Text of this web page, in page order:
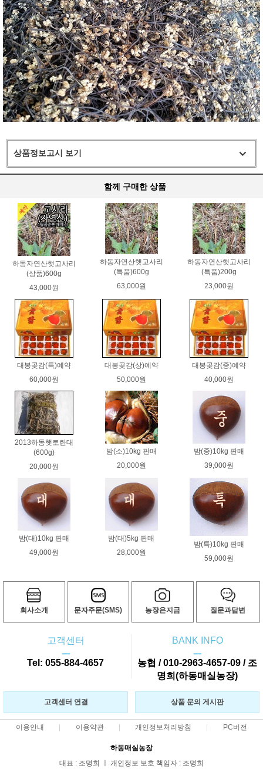
상품정보고시 보기
함께 구매한 상품
하동자연산햇고사리
(상품)600g
43,000원
하동자연산햇고사리
(특품)600g
63,000원
하동자연산햇고사리
(특품)200g
23,000원
대봉곶감(특)예약
60,000원
대봉곶감(상)예약
50,000원
대봉곶감(중)예약
40,000원
2013하동햇토란대
(600g)
20,000원
밤(소)10kg 판매
20,000원
밤(중)10kg 판매
39,000원
밤(대)10kg 판매
49,000원
밤(대)5kg 판매
28,000원
밤(특)10kg 판매
59,000원
회사소개 문자주문(SMS) 농장은지금 질문과답변
고객센터
ㅡ
Tel: 055-884-4657
BANK INFO
ㅡ
농협 / 010-2963-4657-09 / 조
명희(하동매실농장)
고객센터 연결 상품 문의 게시판
이용안내 이용약관 개인정보처리방침 PC버전
하동매실농장
대표 : 조명희 ㅣ 개인정보 보호 책임자 : 조명희